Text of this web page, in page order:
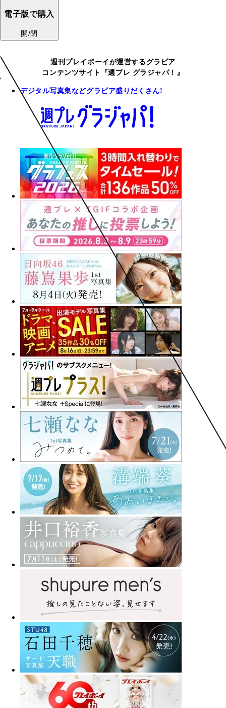
電子版で購入
開/閉
週刊プレイボーイが運営するグラビア
コンテンツサイト『週プレ グラジャパ！』
デジタル写真集などグラビア盛りだくさん!